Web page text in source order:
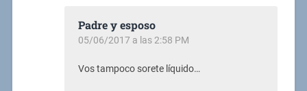
Padre y esposo
05/06/2017 a las 2:58 PM
Vos tampoco sorete líquido…